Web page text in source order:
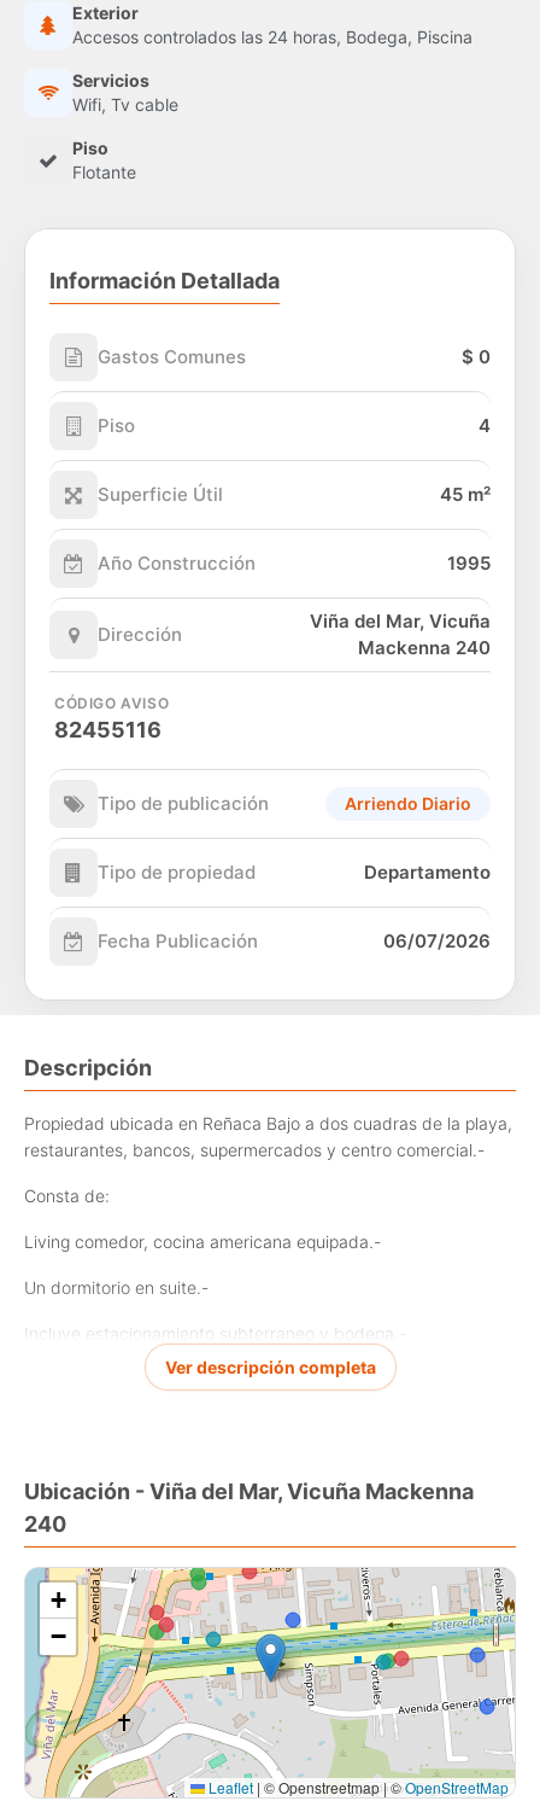
Exterior
Accesos controlados las 24 horas, Bodega, Piscina
Servicios
Wifi, Tv cable
Piso
Flotante
Información Detallada
Gastos Comunes $ 0
Piso 4
Superficie Útil 45 m²
Año Construcción 1995
Dirección
Viña del Mar, Vicuña
Mackenna 240
CÓDIGO AVISO
82455116
Tipo de publicación Arriendo Diario
Tipo de propiedad Departamento
Fecha Publicación 06/07/2026
Descripción
Propiedad ubicada en Reñaca Bajo a dos cuadras de la playa,
restaurantes, bancos, supermercados y centro comercial.-
Consta de:
Living comedor, cocina americana equipada.-
Un dormitorio en suite.-
Incluye estacionamiento subterraneo y bodega.-
La propiedad se encuentra amoblada.-
Ver descripción completa
Ubicación - Viña del Mar, Vicuña Mackenna
240
+
−
Leaflet | © Openstreetmap | ©OpenStreetMap